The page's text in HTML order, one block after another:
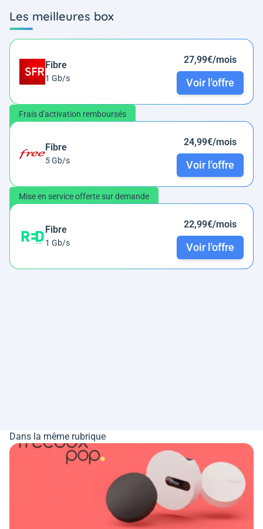
Les meilleures box
Fibre
1 Gb/s
27,99€/mois
Voir l'offre
Frais d'activation remboursés
Fibre
5 Gb/s
24,99€/mois
Voir l'offre
Mise en service offerte sur demande
Fibre
1 Gb/s
22,99€/mois
Voir l'offre
Dans la même rubrique